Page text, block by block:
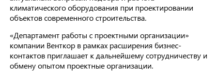
климатического оборудования при проектировании
объектов современного строительства.
«Департамент работы с проектными организации»
компании Венткор в рамках расширения бизнес-
контактов приглашает к дальнейшему сотрудничеству и
обмену опытом проектные организации.